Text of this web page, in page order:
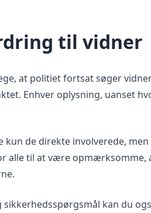
til vidner
at politiet fortsat søger
Enhver oplysning, uanset
de direkte involverede,
alle til at være opmærksomme,
kan du